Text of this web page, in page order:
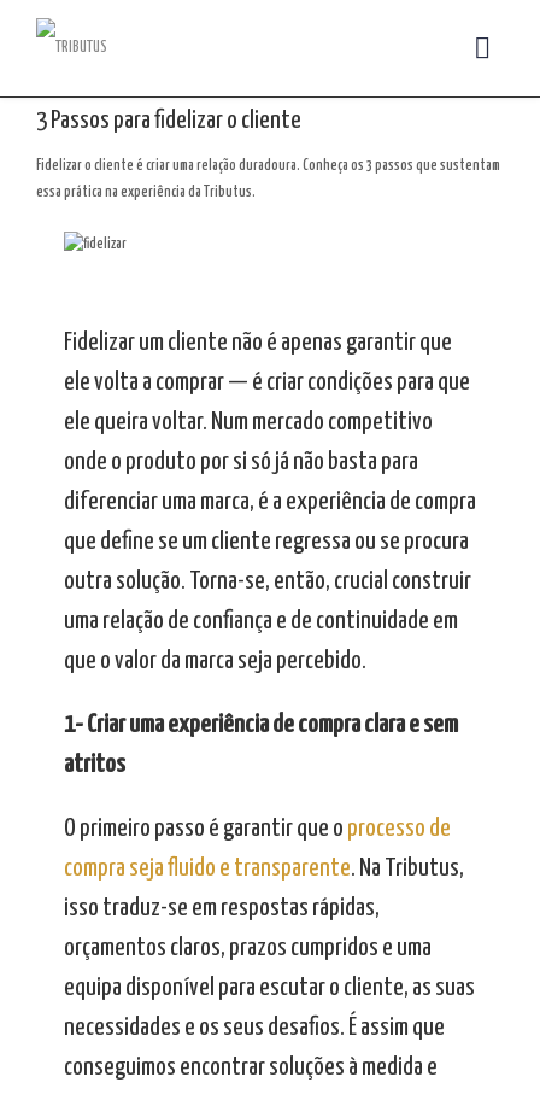
3 Passos para fidelizar o cliente
Fidelizar o cliente é criar uma relação duradoura. Conheça os 3 passos que sustentam
essa prática na experiência da Tributus.
Fidelizar um cliente não é apenas garantir que
ele volta a comprar — é criar condições para que
ele queira voltar. Num mercado competitivo
onde o produto por si só já não basta para
diferenciar uma marca, é a experiência de compra
que define se um cliente regressa ou se procura
outra solução. Torna-se, então, crucial construir
uma relação de confiança e de continuidade em
que o valor da marca seja percebido.
1- Criar uma experiência de compra clara e sem
atritos
O primeiro passo é garantir que o processo de
compra seja fluido e transparente. Na Tributus,
isso traduz-se em respostas rápidas,
orçamentos claros, prazos cumpridos e uma
equipa disponível para escutar o cliente, as suas
necessidades e os seus desafios. É assim que
conseguimos encontrar soluções à medida e